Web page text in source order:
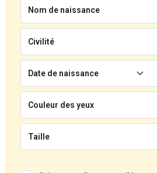
Nom de naissance
Civilité
Date de naissance
Couleur des yeux
Taille